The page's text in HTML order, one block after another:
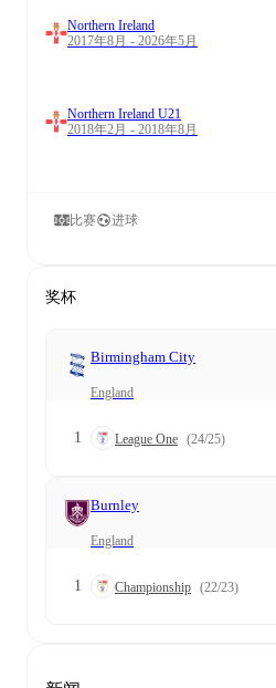
Northern Ireland
2017年8月 - 2026年5月
Northern Ireland U21
2018年2月 - 2018年8月
比赛 进球
奖杯
Birmingham City
England
1 League One (24/25)
Burnley
England
1 Championship (22/23)